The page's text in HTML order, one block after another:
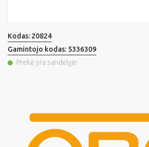
Kodas: 20824
Gamintojo kodas: 5336309
Prekė yra sandėlyje